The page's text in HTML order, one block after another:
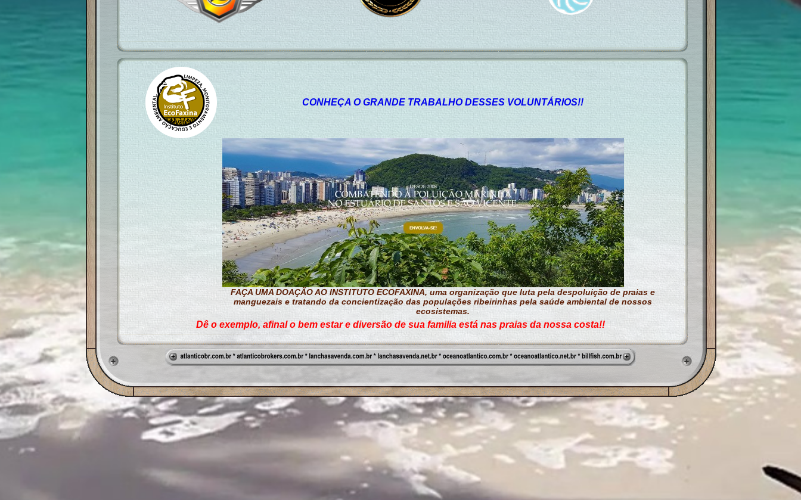
CONHEÇA O GRANDE TRABALHO DESSES VOLUNTÁRIOS!!
FAÇA UMA DOAÇÃO AO INSTITUTO ECOFAXINA, uma organização que luta pela despoluição de praias e
manguezais e tratando da concientização das populações ribeirinhas pela saúde ambiental de nossos
ecosistemas.
Dê o exemplo, afinal o bem estar e diversão de sua familia está nas praias da nossa costa!!